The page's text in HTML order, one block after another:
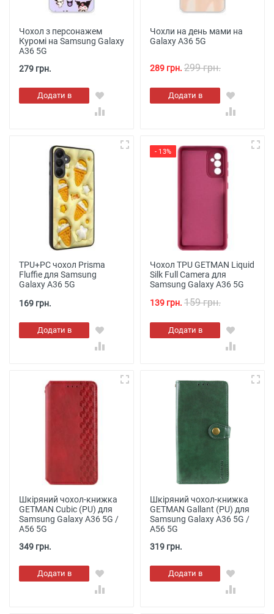
Чохол з персонажем
Куромі на Samsung Galaxy
A36 5G
279 грн.
Додати в
кошик
Чохли на день мами на
Galaxy A36 5G
289 грн. 299 грн.
Додати в
кошик
TPU+PC чохол Prisma
Fluffie для Samsung
Galaxy A36 5G
169 грн.
Додати в
кошик
- 13%
Чохол TPU GETMAN Liquid
Silk Full Camera для
Samsung Galaxy A36 5G
139 грн. 159 грн.
Додати в
кошик
Шкіряний чохол-книжка
GETMAN Cubic (PU) для
Samsung Galaxy A36 5G /
A56 5G
349 грн.
Додати в
кошик
Шкіряний чохол-книжка
GETMAN Gallant (PU) для
Samsung Galaxy A36 5G /
A56 5G
319 грн.
Додати в
кошик